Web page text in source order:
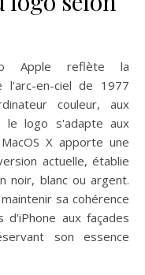
Apple reflète la
l'arc-en-ciel de 1977
couleur, aux
le logo s'adapte aux
X apporte une
actuelle, établie
noir, blanc ou argent.
sa cohérence
aux façades
son essence